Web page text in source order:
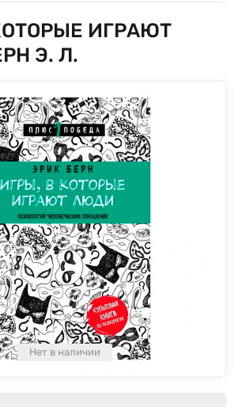
ИГРАЮТ
Э. Л.
Нет в наличии